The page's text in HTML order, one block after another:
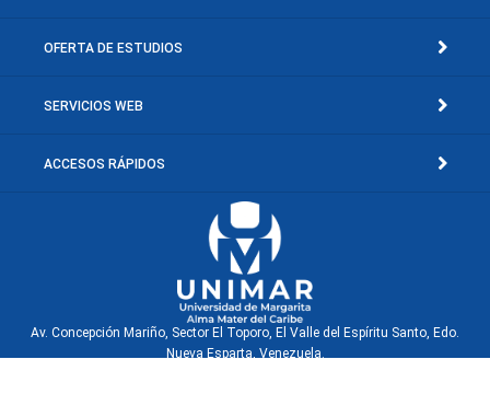
OFERTA DE ESTUDIOS
SERVICIOS WEB
ACCESOS RÁPIDOS
Av. Concepción Mariño, Sector El Toporo, El Valle del Espíritu Santo, Edo.
Nueva Esparta, Venezuela.